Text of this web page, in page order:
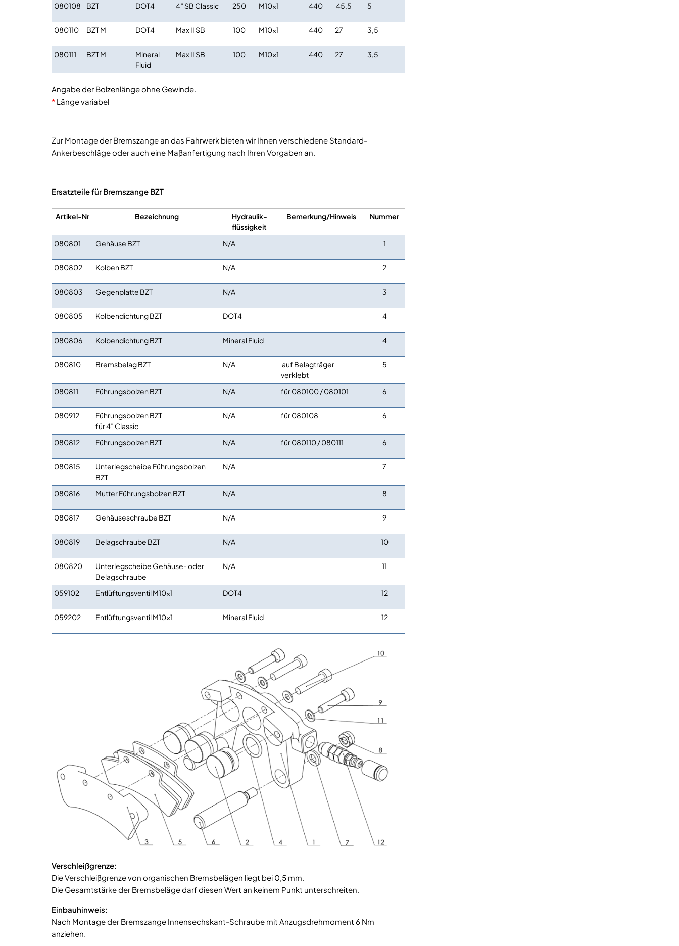
080108 BZT DOT4 4″ SB Classic 250 M10x1 440 45,5 5
080110 BZT M DOT4 Max II SB 100 M10x1 440 27 3,5
080111 BZT M
Mineral
Fluid
Max II SB 100 M10x1 440 27 3,5
Angabe der Bolzenlänge ohne Gewinde.
* Länge variabel
Zur Montage der Bremszange an das Fahrwerk bieten wir Ihnen verschiedene Standard-
Ankerbeschläge oder auch eine Maßanfertigung nach Ihren Vorgaben an.
Ersatzteile für Bremszange BZT
Artikel-Nr Bezeichnung
Hydraulik-
flüssigkeit
Bemerkung/Hinweis Nummer
080801 Gehäuse BZT N/A 1
080802 Kolben BZT N/A 2
080803 Gegenplatte BZT N/A 3
080805 Kolbendichtung BZT DOT4 4
080806 Kolbendichtung BZT Mineral Fluid 4
080810 Bremsbelag BZT N/A
auf Belagträger
verklebt
5
080811 Führungsbolzen BZT N/A für 080100 / 080101 6
080912
Führungsbolzen BZT
für 4″ Classic
N/A für 080108 6
080812 Führungsbolzen BZT N/A für 080110 / 080111 6
080815
Unterlegscheibe Führungsbolzen
BZT
N/A 7
080816 Mutter Führungsbolzen BZT N/A 8
080817 Gehäuseschraube BZT N/A 9
080819 Belagschraube BZT N/A 10
080820
Unterlegscheibe Gehäuse- oder
Belagschraube
N/A 11
059102 Entlüftungsventil M10x1 DOT4 12
059202 Entlüftungsventil M10x1 Mineral Fluid 12
Verschleißgrenze:
Die Verschleißgrenze von organischen Bremsbelägen liegt bei 0,5 mm.
Die Gesamtstärke der Bremsbeläge darf diesen Wert an keinem Punkt unterschreiten.
Einbauhinweis:
Nach Montage der Bremszange Innensechskant-Schraube mit Anzugsdrehmoment 6 Nm
anziehen.